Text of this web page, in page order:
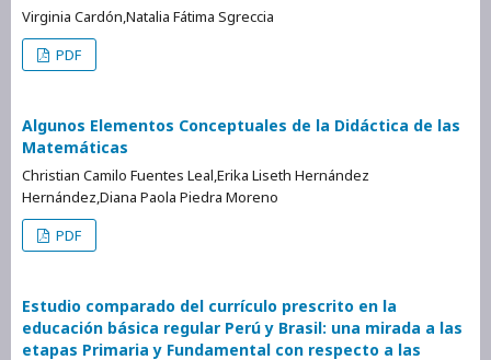
Virginia Cardón,Natalia Fátima Sgreccia
PDF
Algunos Elementos Conceptuales de la Didáctica de las
Matemáticas
Christian Camilo Fuentes Leal,Erika Liseth Hernández
Hernández,Diana Paola Piedra Moreno
PDF
Estudio comparado del currículo prescrito en la
educación básica regular Perú y Brasil: una mirada a las
etapas Primaria y Fundamental con respecto a las